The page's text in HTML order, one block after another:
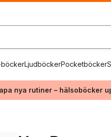
böckerLjudböckerPocketböcker
nya rutiner – hälsoböcker